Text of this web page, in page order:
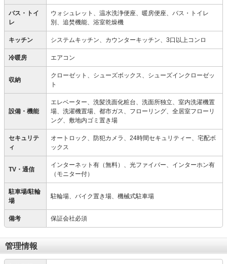
バス・トイ
レ
ウォシュレット、温水洗浄便座、暖房便座、バス・トイレ
別、追焚機能、浴室乾燥機
キッチン システムキッチン、カウンターキッチン、3口以上コンロ
冷暖房 エアコン
収納
クローゼット、シューズボックス、シューズインクローゼッ
ト
設備・機能
エレベーター、洗髪洗面化粧台、洗面所独立、室内洗濯機置
場、洗濯機置場、都市ガス、フローリング、全居室フローリ
ング、敷地内ゴミ置き場
セキュリテ
ィ
オートロック、防犯カメラ、24時間セキュリティー、宅配ボ
ックス
TV・通信
インターネット有（無料）、光ファイバー、インターホン有
（モニター付）
駐車場/駐輪
場
駐輪場、バイク置き場、機械式駐車場
備考 保証会社必須
管理情報